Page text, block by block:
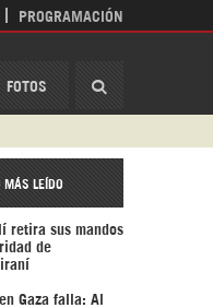
FOTOS
PROGRAMACIÓN
MÁS LEÍDO
retira sus mandos
de
Gaza falla: Al